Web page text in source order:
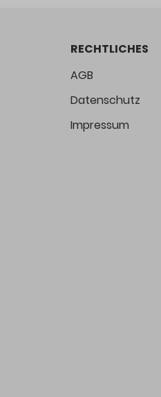
RECHTLICHES
AGB
Datenschutz
Impressum